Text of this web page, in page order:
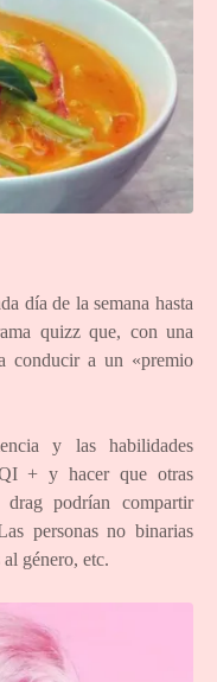
día de la semana hasta
quizz que, con una
conducir a un «premio
y las habilidades
+ y hacer que otras
drag podrían compartir
personas no binarias
género, etc.